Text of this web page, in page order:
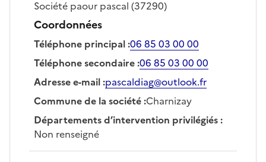
Société paour pascal (37290)
Coordonnées
Téléphone principal:06 85 03 00 00
Téléphone secondaire:06 85 03 00 00
Adresse e-mail:pascaldiag@outlook.fr
Commune de la société:Charnizay
Départements d’intervention privilégiés:
Non renseigné